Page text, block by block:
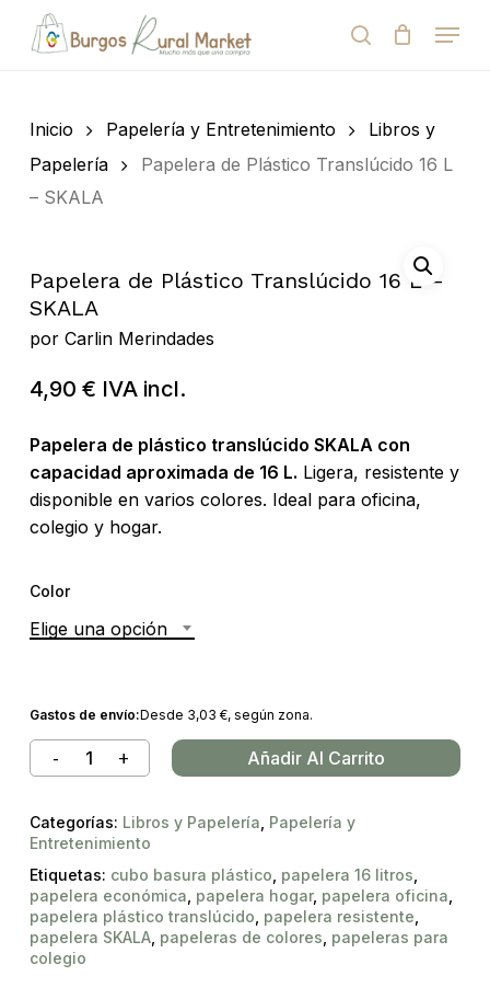
de
search
Menu
Cart
Inicio Papelería y Entretenimiento
Libros y
Papelería
Papelera de Plástico Translúcido 16 L
– SKALA
Papelera de Plástico Translúcido 16 L –
SKALA
por Carlin Merindades
4,90 € IVA incl.
Papelera de plástico translúcido SKALA con
capacidad aproximada de 16 L. Ligera, resistente y
disponible en varios colores. Ideal para oficina,
colegio y hogar.
Color
Elige una opción
Gastos de envío:Desde 3,03 €, según zona.
Añadir Al Carrito
Categorías: Libros y Papelería Papelería y
Entretenimiento
Etiquetas: cubo basura plástico papelera 16 litros
papelera económica papelera hogar, papelera oficina
papelera plástico translúcido papelera resistente
papelera SKALA, papeleras de colores papeleras para
colegio